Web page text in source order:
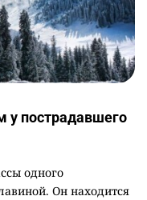
пострадавшего
одного
Он находится